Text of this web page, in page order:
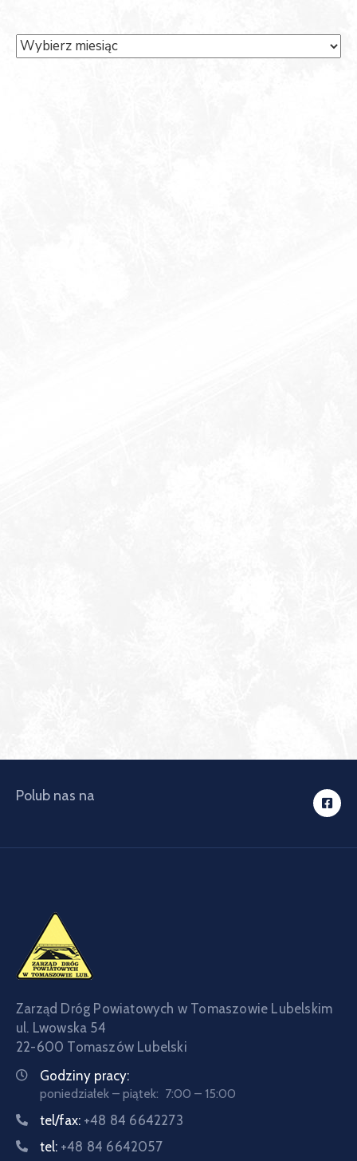
Polub nas na
Zarząd Dróg Powiatowych w Tomaszowie Lubelskim
ul. Lwowska 54
22-600 Tomaszów Lubelski
Godziny pracy:
poniedziałek – piątek: 7:00 – 15:00
tel/fax: +48 84 6642273
tel: +48 84 6642057